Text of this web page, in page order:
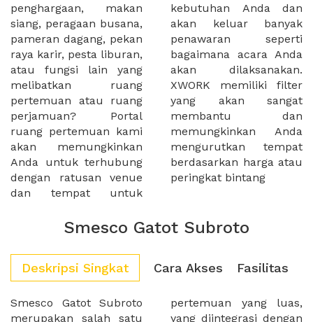
penghargaan, makan
siang, peragaan busana,
pameran dagang, pekan
raya karir, pesta liburan,
atau fungsi lain yang
melibatkan ruang
pertemuan atau ruang
perjamuan? Portal
ruang pertemuan kami
akan memungkinkan
Anda untuk terhubung
dengan ratusan venue
dan tempat untuk
kebutuhan Anda dan
akan keluar banyak
penawaran seperti
bagaimana acara Anda
akan dilaksanakan.
XWORK memiliki filter
yang akan sangat
membantu dan
memungkinkan Anda
mengurutkan tempat
berdasarkan harga atau
peringkat bintang
Smesco Gatot Subroto
Deskripsi Singkat Cara Akses Fasilitas
Smesco Gatot Subroto
merupakan salah satu
pertemuan yang luas,
yang diintegrasi dengan